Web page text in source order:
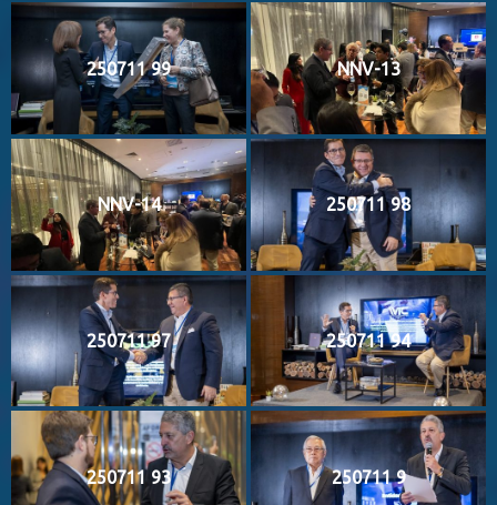
250711 99 NNV-13
NNV-14 250711 98
250711 97 250711 94
250711 93 250711 9